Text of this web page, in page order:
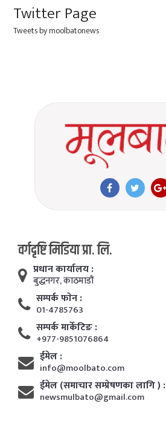
Twitter Page
Tweets by moolbatonews
वर्गदृष्टि मिडिया प्रा. लि.
प्रधान कार्यालय :
बुद्धनगर, काठमाडाैं
सम्पर्क फाेन :
01-4785763
सम्पर्क मार्केटिङ :
+977-9851076864
ईमेल :
info@moolbato.com
ईमेल (समाचार सम्प्रेषणका लागि ) :
newsmulbato@gmail.com